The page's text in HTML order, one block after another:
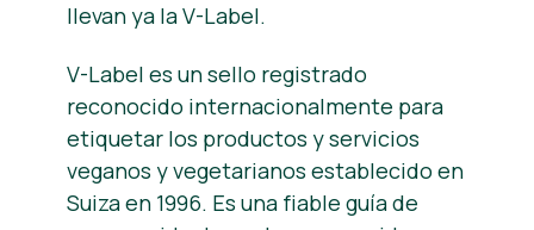
llevan ya la V-Label.
V-Label es un sello registrado
reconocido internacionalmente para
etiquetar los productos y servicios
veganos y vegetarianos establecido en
Suiza en 1996. Es una fiable guía de